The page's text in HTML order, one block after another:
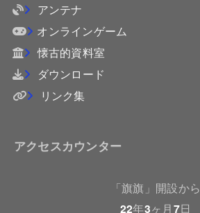
アンテナ
オンラインゲーム
懐古的資料室
ダウンロード
リンク集
アクセスカウンター
「旗旗」開設から
22年3ヶ月7日